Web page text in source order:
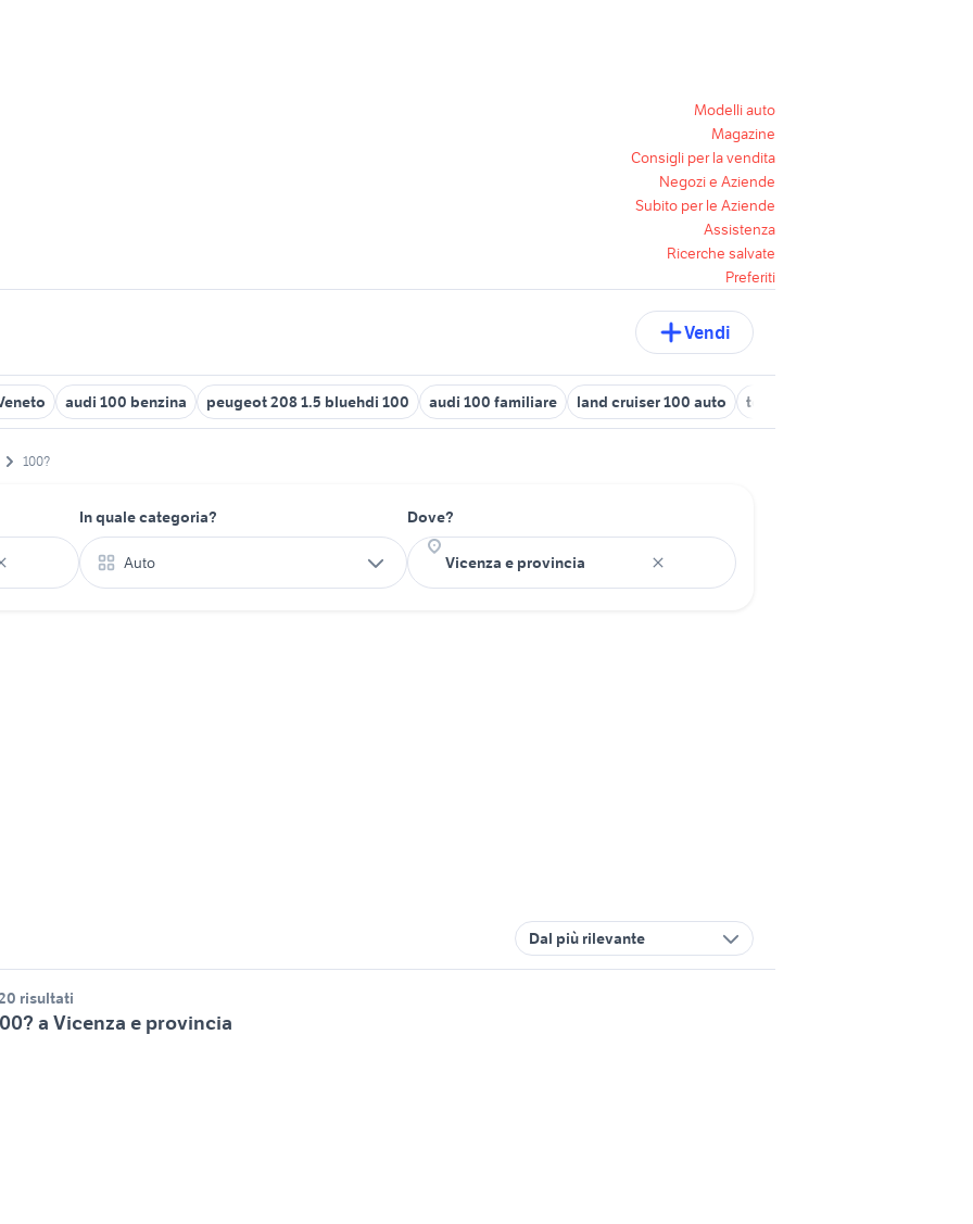
Modelli auto
Magazine
Consigli per la vendita
Negozi e Aziende
Subito per le Aziende
Assistenza
Ricerche salvate
Preferiti
Vendi
audi 100 benzina peugeot 208 1.5 bluehdi 100 audi 100 familiare land cruiser 100 auto toyota 100 auto
100?
In quale categoria?
Auto
Dove?
Dal più rilevante
risultati
a Vicenza e provincia